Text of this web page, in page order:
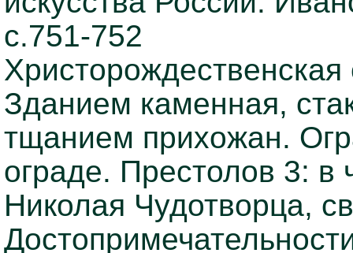
с.751-752
Зданием каменная,
тщанием прихожан.
ограде. Престолов 3: в
Николая Чудотворца,